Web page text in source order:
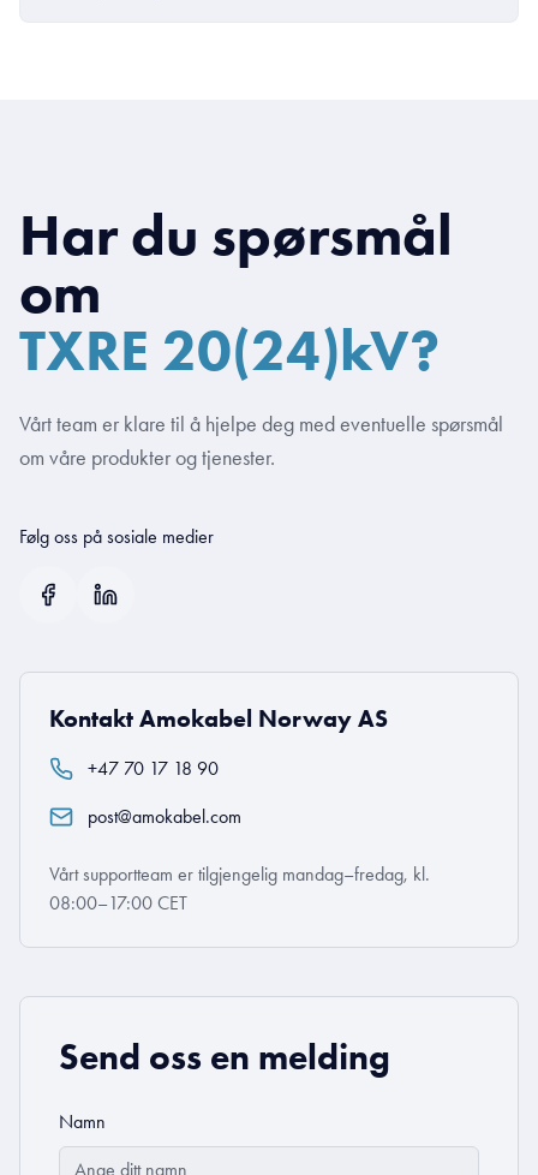
Har du spørsmål
om
TXRE 20(24)kV?
Vårt team er klare til å hjelpe deg med eventuelle spørsmål
om våre produkter og tjenester.
Følg oss på sosiale medier
Kontakt Amokabel Norway AS
+47 70 17 18 90
post@amokabel.com
Vårt supportteam er tilgjengelig mandag–fredag, kl.
08:00–17:00 CET
Send oss en melding
Namn